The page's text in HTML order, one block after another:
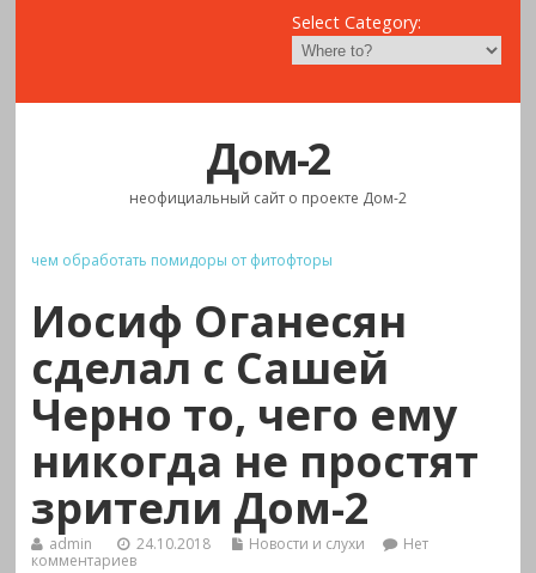
Select Category:
Дом-2
неофициальный сайт о проекте Дом-2
чем обработать помидоры от фитофторы
Иосиф Оганесян
сделал с Сашей
Черно то, чего ему
никогда не простят
зрители Дом-2
admin 24.10.2018 Новости и слухи
Нет
комментариев